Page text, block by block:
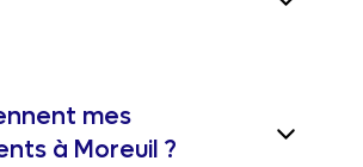
mes
à Moreuil ?